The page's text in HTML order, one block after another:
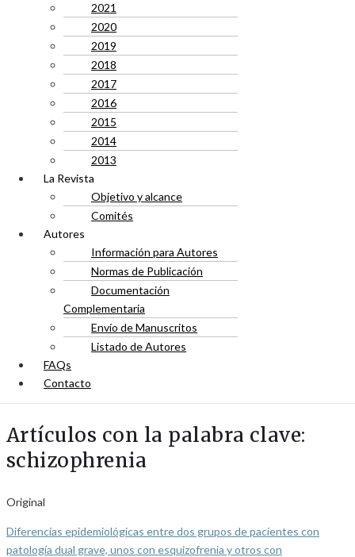
2021
2020
2019
2018
2017
2016
2015
2014
2013
La Revista
Objetivo y alcance
Comités
Autores
Información para Autores
Normas de Publicación
Documentación
Complementaria
Envío de Manuscritos
Listado de Autores
FAQs
Contacto
Artículos con la palabra clave:
schizophrenia
Original
Diferencias epidemiológicas entre dos grupos de pacientes con
patología dual grave, unos con esquizofrenia y otros con